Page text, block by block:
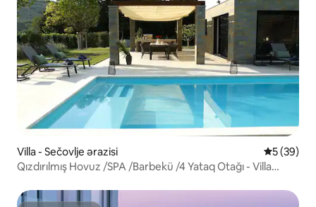
Villa - Sečovlje ərazisi Ortalama
5 (39)
Qızdırılmış Hovuz /SPA /Barbekü /4 Yataq Otağı - Villa